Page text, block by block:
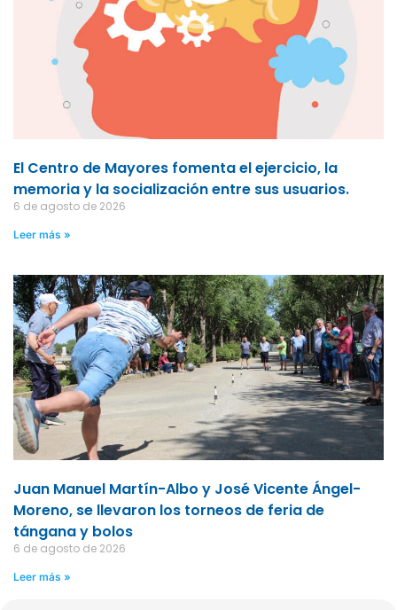
El Centro de Mayores fomenta el ejercicio, la
memoria y la socialización entre sus usuarios.
6 de agosto de 2026
Leer más »
Juan Manuel Martín-Albo y José Vicente Ángel-
Moreno, se llevaron los torneos de feria de
tángana y bolos
6 de agosto de 2026
Leer más »